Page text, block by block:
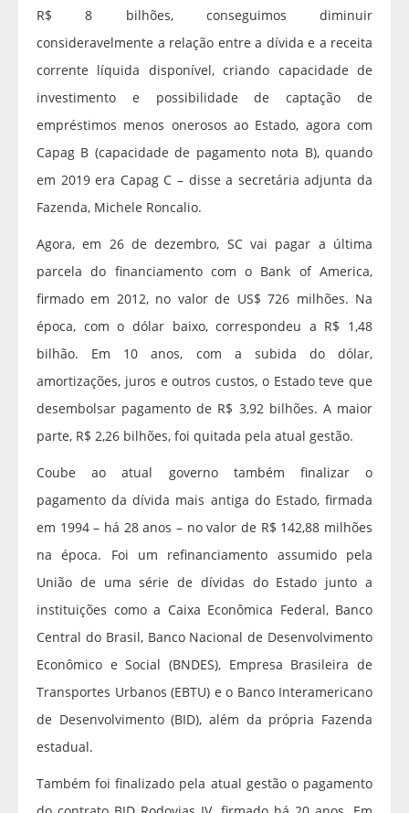
R$ 8 bilhões, conseguimos diminuir
consideravelmente a relação entre a dívida e a receita
corrente líquida disponível, criando capacidade de
investimento e possibilidade de captação de
empréstimos menos onerosos ao Estado, agora com
Capag B (capacidade de pagamento nota B), quando
em 2019 era Capag C – disse a secretária adjunta da
Fazenda, Michele Roncalio.
Agora, em 26 de dezembro, SC vai pagar a última
parcela do financiamento com o Bank of America,
firmado em 2012, no valor de US$ 726 milhões. Na
época, com o dólar baixo, correspondeu a R$ 1,48
bilhão. Em 10 anos, com a subida do dólar,
amortizações, juros e outros custos, o Estado teve que
desembolsar pagamento de R$ 3,92 bilhões. A maior
parte, R$ 2,26 bilhões, foi quitada pela atual gestão.
Coube ao atual governo também finalizar o
pagamento da dívida mais antiga do Estado, firmada
em 1994 – há 28 anos – no valor de R$ 142,88 milhões
na época. Foi um refinanciamento assumido pela
União de uma série de dívidas do Estado junto a
instituições como a Caixa Econômica Federal, Banco
Central do Brasil, Banco Nacional de Desenvolvimento
Econômico e Social (BNDES), Empresa Brasileira de
Transportes Urbanos (EBTU) e o Banco Interamericano
de Desenvolvimento (BID), além da própria Fazenda
estadual.
Também foi finalizado pela atual gestão o pagamento